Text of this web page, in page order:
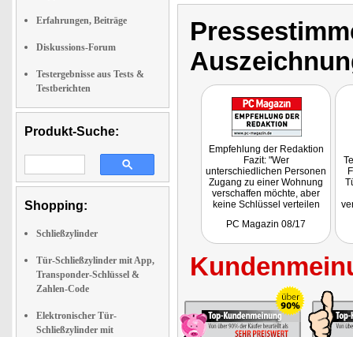
Erfahrungen, Beiträge
Diskussions-Forum
Testergebnisse aus Tests &
Testberichten
Produkt-Suche:
Shopping:
Schließzylinder
Tür-Schließzylinder mit App,
Transponder-Schlüssel &
Zahlen-Code
Elektronischer Tür-
Schließzylinder mit
Empfehlung der Redaktion
Fazit: "Wer
unterschiedlichen Personen
Zugang zu einer Wohnung
verschaffen möchte, aber
keine Schlüssel verteilen
VisorTech Schließzylinder
eine praktische und sichere
PC Magazin 08/17